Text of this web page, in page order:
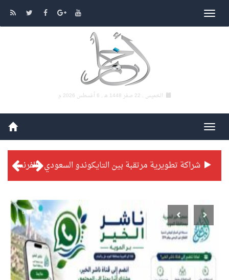
الخميس , 22 صفر 1448 هـ , 6 أغسطس 2026 م
شراكة تطويرية مرتقبة بين التايكوندو السعودي والفرنسي
بطولة بلدية الجبيل الرمضانية تواصل منافساتها بمستويات فنية عالية
فنّ المكاتب للتجارة توقّع اتفاقية شراكة مع أكاديمية الهلال
نادي النور يحقق المركز الأول في منافسات كرة السلة بالأولمبياد الخاص لدوم الرياضة للجميع
0